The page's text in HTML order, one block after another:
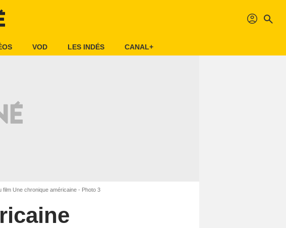
profil search
VOD LES INDÉS CANAL+
film Une chronique américaine - Photo 3